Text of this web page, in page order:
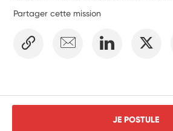
Partager cette mission
JE POSTULE